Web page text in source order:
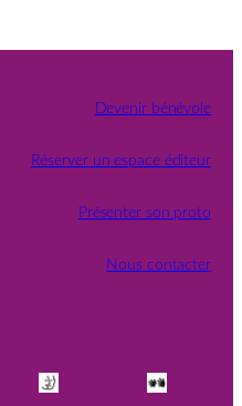
Devenir bénévole
Réserver un espace éditeur
Présenter son proto
Nous contacter